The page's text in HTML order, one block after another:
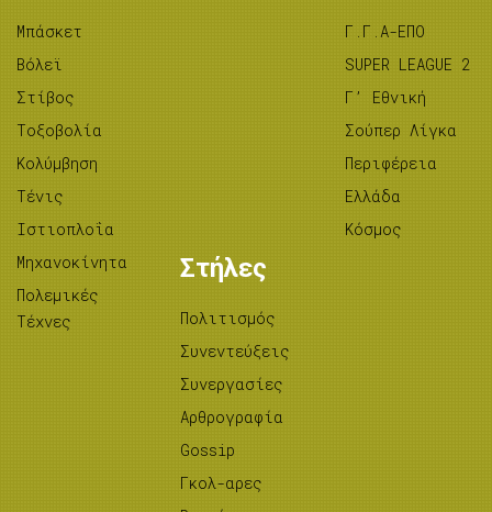
Μπάσκετ
Βόλεϊ
Στίβος
Tοξοβολία
Κολύμβηση
Τένις
Ιστιοπλοΐα
Μηχανοκίνητα
Πολεμικές
Τέχνες
Γ.Γ.Α-ΕΠΟ
SUPER LEAGUE 2
Γ’ Εθνική
Σούπερ Λίγκα
Περιφέρεια
Ελλάδα
Κόσμος
Στήλες
Πολιτισμός
Συνεντεύξεις
Συνεργασίες
Αρθρογραφία
Gossip
Γκολ-αρες